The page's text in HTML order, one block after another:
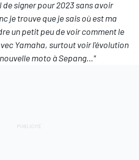
signer pour 2023 sans avoir
je trouve que je sais où est ma
un petit peu de voir comment le
Yamaha, surtout voir l'évolution
moto à Sepang…"